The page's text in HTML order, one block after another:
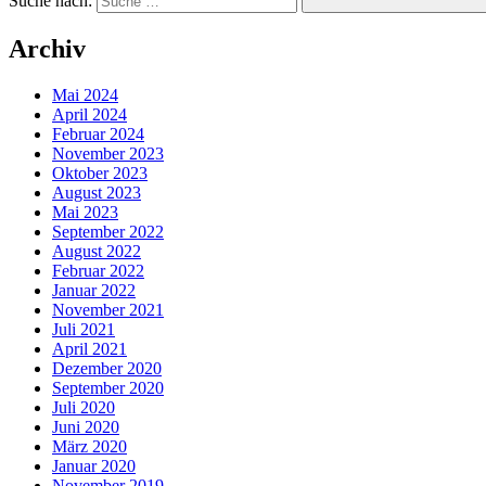
Archiv
Mai 2024
April 2024
Februar 2024
November 2023
Oktober 2023
August 2023
Mai 2023
September 2022
August 2022
Februar 2022
Januar 2022
November 2021
Juli 2021
April 2021
Dezember 2020
September 2020
Juli 2020
Juni 2020
März 2020
Januar 2020